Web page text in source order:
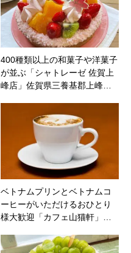
400種類以上の和菓子や洋菓子
が並ぶ「シャトレーゼ 佐賀上
峰店」佐賀県三養基郡上峰…
ベトナムプリンとベトナムコ
ーヒーがいただけるおひとり
様大歓迎「カフェ山猫軒」…